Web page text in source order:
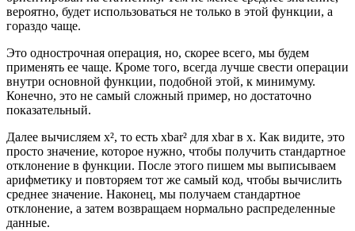
вероятно, будет использоваться не только в этой функции, а
гораздо чаще.
Это однострочная операция, но, скорее всего, мы будем
применять ее чаще. Кроме того, всегда лучше свести операции
внутри основной функции, подобной этой, к минимуму.
Конечно, это не самый сложный пример, но достаточно
показательный.
Далее вычисляем x², то есть xbar² для xbar в x. Как видите, это
просто значение, которое нужно, чтобы получить стандартное
отклонение в функции. После этого пишем мы выписываем
арифметику и повторяем тот же самый код, чтобы вычислить
среднее значение. Наконец, мы получаем стандартное
отклонение, а затем возвращаем нормально распределенные
данные.